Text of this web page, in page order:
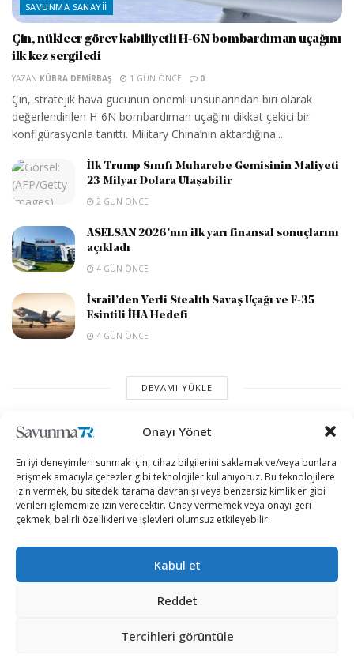
Onayı Yönet
En iyi deneyimleri sunmak için, cihaz bilgilerini saklamak ve/veya bunlara
erişmek amacıyla çerezler gibi teknolojiler kullanıyoruz. Bu teknolojilere
izin vermek, bu sitedeki tarama davranışı veya benzersiz kimlikler gibi
verileri işlememize izin verecektir. Onay vermemek veya onayı geri
çekmek, belirli özellikleri ve işlevleri olumsuz etkileyebilir.
Kabul et
Reddet
Tercihleri görüntüle
SAVUNMA SANAYII
Çin, nükleer görev kabiliyetli H-6N bombardıman uçağını
ilk kez sergiledi
YAZAN KÜBRA DEMIRBAŞ 1 GÜN ÖNCE 0
Çin, stratejik hava gücünün önemli unsurlarından biri olarak
değerlendirilen H-6N bombardıman uçağını dikkat çekici bir
konfigürasyonla tanıttı. Military China’nın aktardığına...
İlk Trump Sınıfı Muharebe Gemisinin Maliyeti
23 Milyar Dolara Ulaşabilir
2 GÜN ÖNCE
ASELSAN 2026’nın ilk yarı finansal sonuçlarını
açıkladı
4 GÜN ÖNCE
İsrail’den Yerli Stealth Savaş Uçağı ve F-35
Esintili İHA Hedefi
4 GÜN ÖNCE
DEVAMI YÜKLE
+90 530 308 17 96
iletisim@savunmatr.com